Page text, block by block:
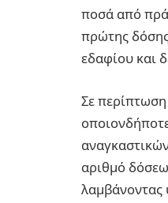
ποσά από
πρώτης
εδαφίου και
Σε
αριθμό